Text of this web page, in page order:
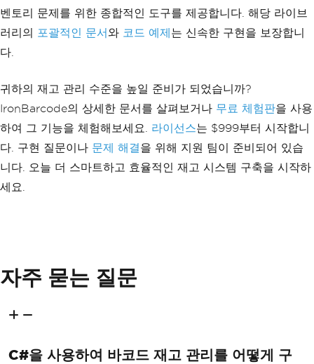
벤토리 문제를 위한 종합적인 도구를 제공합니다. 해당 라이브
러리의
포괄적인 문서 와 코드 예제 는 신속한 구현을 보장합니
다.
귀하의 재고 관리 수준을 높일 준비가 되었습니까?
IronBarcode의 상세한 문서를 살펴보거나 무료 체험판을 사용
하여 그 기능을 체험해보세요. 라이선스는 $999부터 시작합니
다. 구현 질문이나 문제 해결을 위해 지원 팀이 준비되어 있습
니다. 오늘 더 스마트하고 효율적인 재고 시스템 구축을 시작하
세요.
자주 묻는 질문
C#을 사용하여 바코드 재고 관리를 어떻게 구